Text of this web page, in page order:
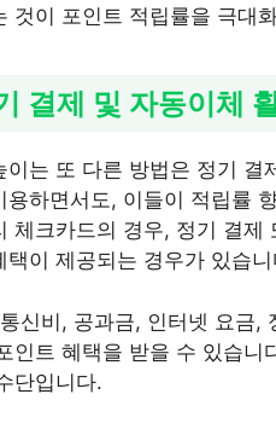
것이 포인트 적립률을 극대
결제 및 자동이체
이는 또 다른 방법은 정기 결
용하면서도, 이들이 적립률
체크카드의 경우, 정기 결
택이 제공되는 경우가 있습니
신비, 공과금, 인터넷 요금,
인트 혜택을 받을 수 있습
단입니다.